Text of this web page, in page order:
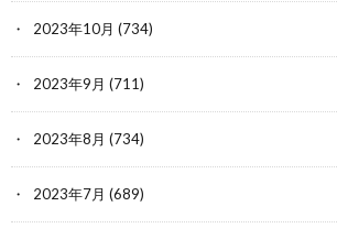
2023年10月 (734)
2023年9月 (711)
2023年8月 (734)
2023年7月 (689)